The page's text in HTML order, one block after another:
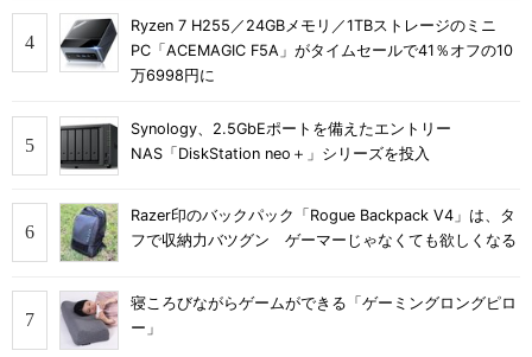
Ryzen 7 H255／24GBメモリ／1TBストレージのミニ
PC「ACEMAGIC F5A」がタイムセールで41％オフの10
万6998円に
Synology、2.5GbEポートを備えたエントリー
NAS「DiskStation neo＋」シリーズを投入
Razer印のバックパック「Rogue Backpack V4」は、タ
フで収納力バツグン ゲーマーじゃなくても欲しくなる
寝ころびながらゲームができる「ゲーミングロングピロ
ー」